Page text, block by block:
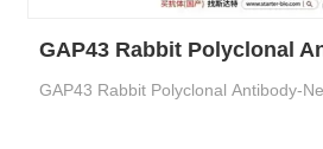
GAP43 Rabbit Polyclonal Antibody-